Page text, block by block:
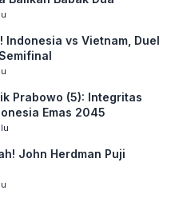
Indonesia vs Vietnam, Duel
Prabowo (5): Integritas
Emas 2045
John Herdman Puji